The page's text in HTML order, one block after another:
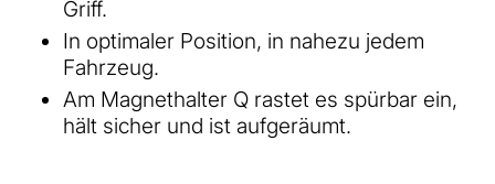
Griff.
In optimaler Position, in nahezu jedem
Fahrzeug.
Am Magnethalter Q rastet es spürbar ein,
hält sicher und ist aufgeräumt.